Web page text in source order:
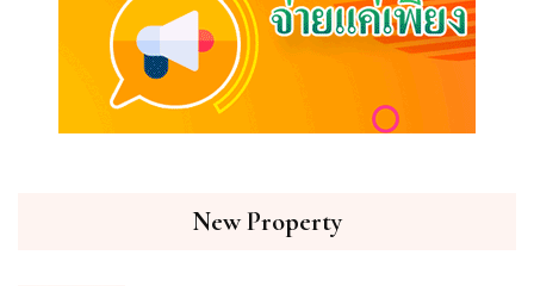
New Property